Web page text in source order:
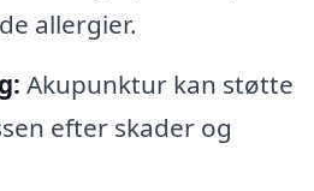
allergier.
Akupunktur kan støtte
efter skader og